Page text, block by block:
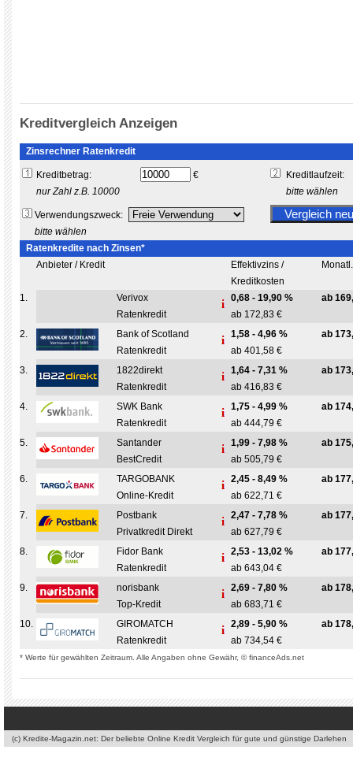
Kreditvergleich Anzeigen
Zinsrechner Ratenkredit
Kreditbetrag:
nur Zahl z.B. 10000
€
Kreditlaufzeit:
bitte wählen
Verwendungszweck:
bitte wählen
Ratenkredite nach Zinsen*
Anbieter / Kredit
Effektivzins /
Kreditkosten
1.
Verivox
Ratenkredit
0,68 - 19,90 %
ab 172,83 €
ab
2.
Bank of Scotland
Ratenkredit
1,58 - 4,96 %
ab 401,58 €
ab
3.
1822direkt
Ratenkredit
1,64 - 7,31 %
ab 416,83 €
ab
4.
SWK Bank
Ratenkredit
1,75 - 4,99 %
ab 444,79 €
ab
5.
Santander
BestCredit
1,99 - 7,98 %
ab 505,79 €
ab
6.
TARGOBANK
Online-Kredit
2,45 - 8,49 %
ab 622,71 €
ab
7.
Postbank
Privatkredit Direkt
2,47 - 7,78 %
ab 627,79 €
ab
8.
Fidor Bank
Ratenkredit
2,53 - 13,02 %
ab 643,04 €
ab
9.
norisbank
Top-Kredit
2,69 - 7,80 %
ab 683,71 €
ab
10.
GIROMATCH
Ratenkredit
2,89 - 5,90 %
ab 734,54 €
ab
* Werte für gewählten Zeitraum. Alle Angaben ohne Gewähr, © financeAds.net
(c) Kredite-Magazin.net: Der beliebte Online Kredit Vergleich für gute und günstige Darlehen